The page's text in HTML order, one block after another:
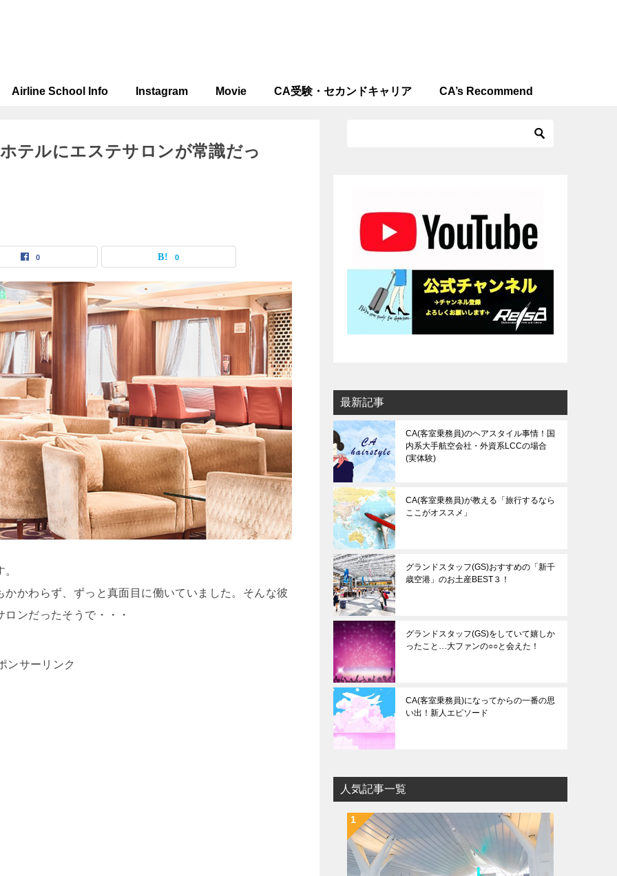
Airline School Info Instagram Movie CA受験・セカンドキャリア CA’s Recommend
テルにエステサロンが常識だっ
0 0
かわらず、ずっと真面目に働いていました。そんな彼
ンだったそうで・・・
ンサーリンク
最新記事
CA(客室乗務員)のヘアスタイル事情！国
内系大手航空会社・外資系LCCの場合
(実体験)
CA(客室乗務員)が教える「旅行するなら
ここがオススメ」
グランドスタッフ(GS)おすすめの「新千
歳空港」のお土産BEST３！
グランドスタッフ(GS)をしていて嬉しか
ったこと…大ファンの○○と会えた！
CA(客室乗務員)になってからの一番の思
い出！新人エピソード
人気記事一覧